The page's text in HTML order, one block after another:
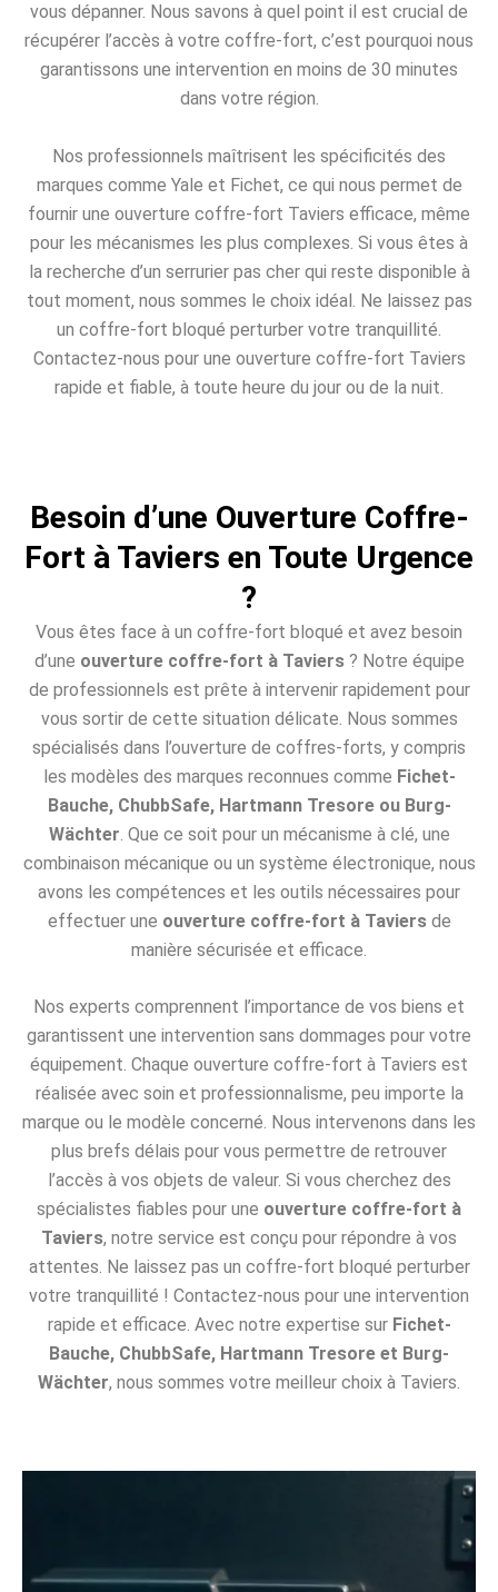
vous dépanner. Nous savons à quel point il est crucial de
récupérer l’accès à votre coffre-fort, c’est pourquoi nous
garantissons une intervention en moins de 30 minutes
dans votre région.
Nos professionnels maîtrisent les spécificités des
marques comme Yale et Fichet, ce qui nous permet de
fournir une ouverture coffre-fort Taviers efficace, même
pour les mécanismes les plus complexes. Si vous êtes à
la recherche d’un serrurier pas cher qui reste disponible à
tout moment, nous sommes le choix idéal. Ne laissez pas
un coffre-fort bloqué perturber votre tranquillité.
Contactez-nous pour une ouverture coffre-fort Taviers
rapide et fiable, à toute heure du jour ou de la nuit.
Besoin d’une Ouverture Coffre-
Fort à Taviers en Toute Urgence
?
Vous êtes face à un coffre-fort bloqué et avez besoin
d’une ouverture coffre-fort à Taviers? Notre équipe
de professionnels est prête à intervenir rapidement pour
vous sortir de cette situation délicate. Nous sommes
spécialisés dans l’ouverture de coffres-forts, y compris
les modèles des marques reconnues comme Fichet-
Bauche, ChubbSafe, Hartmann Tresore ou Burg-
Wächter . Que ce soit pour un mécanisme à clé, une
combinaison mécanique ou un système électronique, nous
avons les compétences et les outils nécessaires pour
effectuer une ouverture coffre-fort à Taviersde
manière sécurisée et efficace.
Nos experts comprennent l’importance de vos biens et
garantissent une intervention sans dommages pour votre
équipement. Chaque ouverture coffre-fort à Taviers est
réalisée avec soin et professionnalisme, peu importe la
marque ou le modèle concerné. Nous intervenons dans les
plus brefs délais pour vous permettre de retrouver
l’accès à vos objets de valeur. Si vous cherchez des
spécialistes fiables pour une ouverture coffre-fort à
Taviers, notre service est conçu pour répondre à vos
attentes. Ne laissez pas un coffre-fort bloqué perturber
votre tranquillité ! Contactez-nous pour une intervention
rapide et efficace. Avec notre expertise sur Fichet-
Bauche, ChubbSafe, Hartmann Tresore et Burg-
Wächter, nous sommes votre meilleur choix à Taviers.